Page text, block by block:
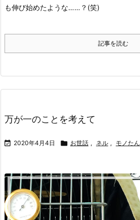
も伸び始めたような……？(笑)
記事を読む
万が一のことを考えて
 2020年4月4日  お世話 , ネル , モノたん